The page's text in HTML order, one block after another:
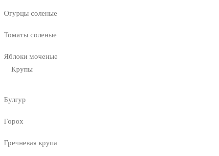
Огурцы соленые
Томаты соленые
Яблоки моченые
Крупы
Булгур
Горох
Гречневая крупа